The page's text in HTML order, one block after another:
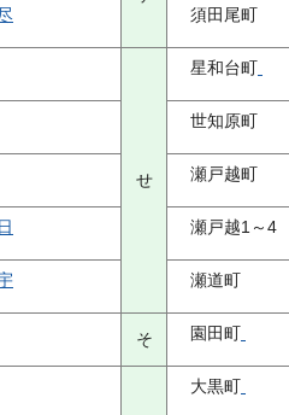
須田尾町
せ
星和台町
世知原町
瀬戸越町
瀬戸越1～4
瀬道町
そ 園田町
大黒町